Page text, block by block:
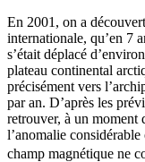
En 2001, on a
internationale, qu’en 7
s’était déplacé
plateau continental
précisément vers
par an. D’après les
retrouver, à un moment
l’anomalie
champ magnétique ne